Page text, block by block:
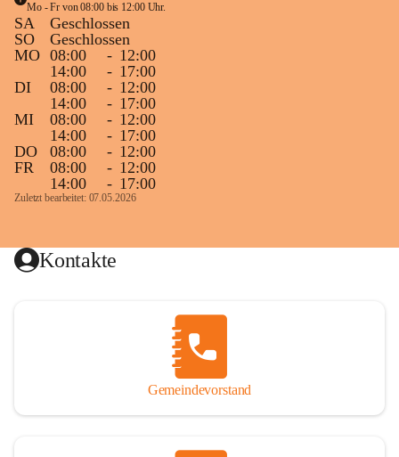
Mo - Fr von 08:00 bis 12:00 Uhr.
SA
Geschlossen
SO
Geschlossen
MO 08:00 - 12:00
14:00
- 17:00
DI
08:00 - 12:00
14:00
- 17:00
MI
08:00 - 12:00
14:00
- 17:00
DO
08:00 - 12:00
FR
08:00 - 12:00
14:00
- 17:00
Zuletzt bearbeitet: 07.05.2026
Kontakte
Gemeindevorstand